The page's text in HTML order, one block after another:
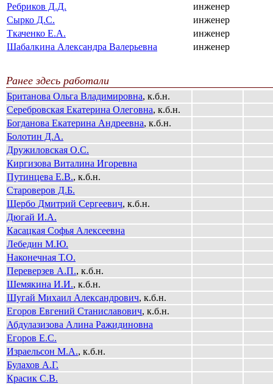
Ребриков Д.Д.
инженер
Сырко Д.С.
инженер
Ткаченко Е.А.
инженер
Шабалкина Александра Валерьевна
инженер
Ранее здесь работали
Британова Ольга Владимировна, к.б.н.
Серебровская Екатерина Олеговна, к.б.н.
Богданова Екатерина Андреевна, к.б.н.
Болотин Д.А.
Дружиловская О.С.
Киргизова Виталина Игоревна
Путинцева Е.В., к.б.н.
Староверов Д.Б.
Щербо Дмитрий Сергеевич, к.б.н.
Дюгай И.А.
Касацкая Софья Алексеевна
Лебедин М.Ю.
Наконечная Т.О.
Переверзев А.П., к.б.н.
Шемякина И.И., к.б.н.
Шугай Михаил Александрович, к.б.н.
Егоров Евгений Станиславович, к.б.н.
Абдулазизова Алина Ражидиновна
Егоров Е.С.
Израельсон М.А., к.б.н.
Булахов А.Г.
Красик С.В.